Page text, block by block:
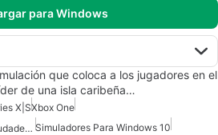
para Windows
que coloca a los jugadores en el
de una isla caribeña…
X|SXbox One
Juegos De Construcción De Ciudades Para Windows Simuladores Para Windows 10